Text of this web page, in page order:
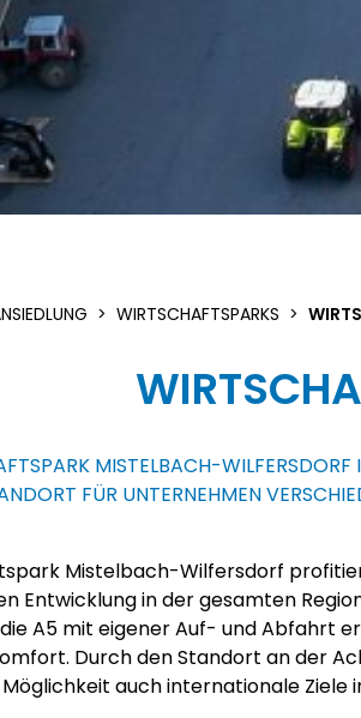
> WIRTSCHAFTSPARKS >
MISTELBACH-
FÜR UNTERNEHMEN
Mistelbach-Wilfersdorf
Entwicklung in der gesamten
A5 mit eigener Auf- und Abfahrt
Durch den Standort an der
auch internationale Ziele
Im Wirtschaftsparkareal sind
und zu - im Vergleich zum
verfügbar. Am Wirtschaftspark
Interkommunaler